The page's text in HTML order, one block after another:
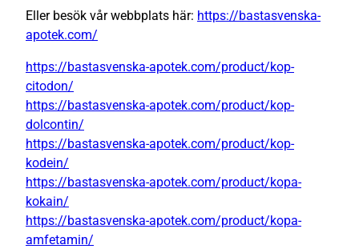
Eller besök vår webbplats här: https://bastasvenska-
apotek.com/
https://bastasvenska-apotek.com/product/kop-
citodon/
https://bastasvenska-apotek.com/product/kop-
dolcontin/
https://bastasvenska-apotek.com/product/kop-
kodein/
https://bastasvenska-apotek.com/product/kopa-
kokain/
https://bastasvenska-apotek.com/product/kopa-
amfetamin/